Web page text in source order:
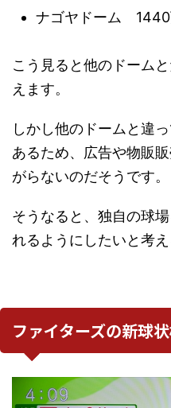
ナゴヤドーム 1440
こう見ると他のドーム
えます。
しかし他のドームと違
あるため、広告や物販
がらないのだそうです。
そうなると、独自の球
れるようにしたいと考
ファイターズの新球